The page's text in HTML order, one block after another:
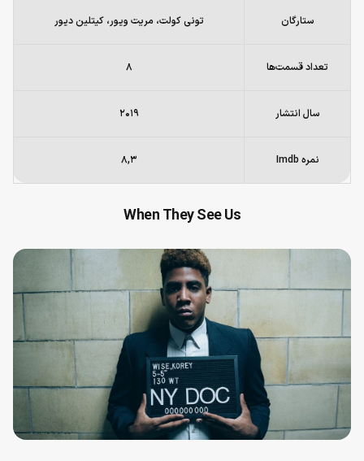
ستارگان تونی کولت، مریت ویور، کیتلین دیور
تعداد قسمت‌ها ۸
سال انتشار ۲۰۱۹
نمره Imdb ۸,۳
When They See Us